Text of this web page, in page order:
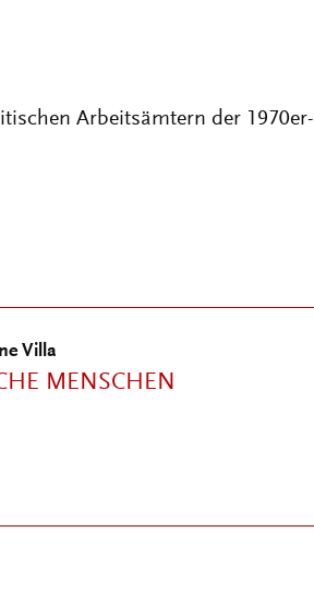
Arbeitsämtern der 1970er-
Villa
MENSCHEN